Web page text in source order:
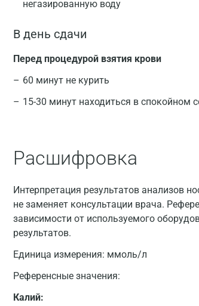
негазированную воду
В день сдачи
Перед процедурой взятия крови
60 минут не курить
15-30 минут находиться в спокойном
Расшифровка
Интерпретация результатов анализов
не заменяет консультации врача.
зависимости от используемого
результатов.
Единица измерения: ммоль/л
Референсные значения:
Калий: